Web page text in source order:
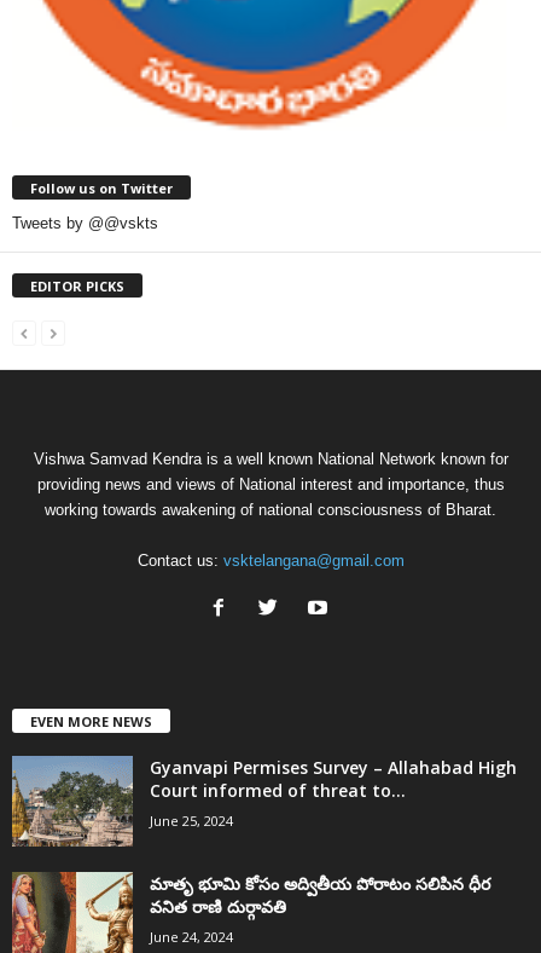
Follow us on Twitter
Tweets by @@vskts
EDITOR PICKS
Vishwa Samvad Kendra is a well known National Network known for
providing news and views of National interest and importance, thus
working towards awakening of national consciousness of Bharat.
Contact us: vsktelangana@gmail.com
EVEN MORE NEWS
Gyanvapi Permises Survey – Allahabad High
Court informed of threat to...
June 25, 2024
మాతృ భూమి కోసం అద్వితీయ పోరాటం సలిపిన ధీర
వనిత రాణి దుర్గావతి
June 24, 2024